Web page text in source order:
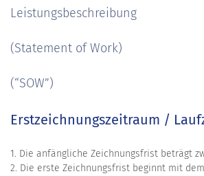
Leistungsbeschreibung
(Statement of Work)
(“SOW”)
Erstzeichnungszeitraum /
1. Die anfängliche Zeichnungsfrist beträgt
2. Die erste Zeichnungsfrist beginnt mit